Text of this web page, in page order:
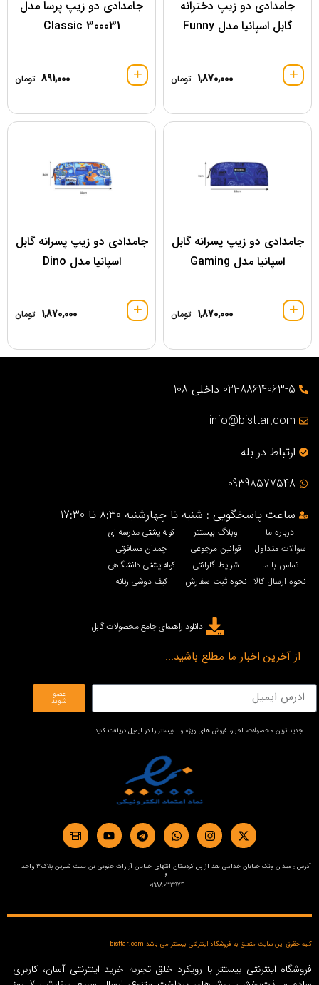
جامدادی دو زیپ دخترانه
گابل اسپانیا مدل Funny
1,870,000 تومان
جامدادی دو زیپ پرسا مدل
300031 Classic
891,000 تومان
جامدادی دو زیپ پسرانه گابل
اسپانیا مدل Gaming
1,870,000 تومان
جامدادی دو زیپ پسرانه گابل
اسپانیا مدل Dino
1,870,000 تومان
021-88614063-5 داخلی 108
info@bisttar.com
ارتباط در بله
09398577548
ساعت پاسخگویی : شنبه تا چهارشنبه 8:30 تا 17:30
درباره ما
سوالات متداول
تماس با ما
نحوه ارسال کالا
وبلاگ بیستتر
قوانین مرجوعی
شرایط گارانتی
نحوه ثبت سفارش
کوله پشتی مدرسه ای
چمدان مسافرتی
کوله پشتی دانشگاهی
کیف دوشی زنانه
دانلود راهنمای جامع محصولات گابل
از آخرین اخبار ما مطلع باشید...
عضو
شوید
جدید ترین محصولات، اخبار، فروش های ویژه و… بیستتر را در ایمیل دریافت کنید
آدرس : میدان ونک خیابان خدامی بعد از پل کردستان انتهای خیابان آرارات جنوبی بن بست شیرین پلاک3 واحد
6
02188033974
کلیه حقوق این سایت متعلق به فروشگاه اینترنتی بیستتر می باشد bisttar.com
فروشگاه اینترنتی بیستتر با رویکرد خلق تجربه خرید اینترنتی آسان، کاربری